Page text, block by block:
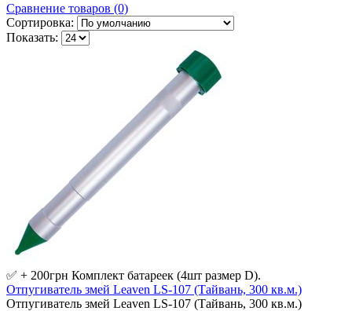
Сравнение товаров (0)
Сортировка:
Показать:
✅ + 200грн Комплект батареек (4шт размер D).
Отпугиватель змей Leaven LS-107 (Тайвань, 300 кв.м.)
Отпугиватель змей Leaven LS-107 (Тайвань, 300 кв.м.)